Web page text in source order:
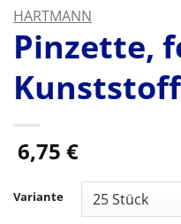
HARTMANN
Pinzette,
6,75 €
Variante